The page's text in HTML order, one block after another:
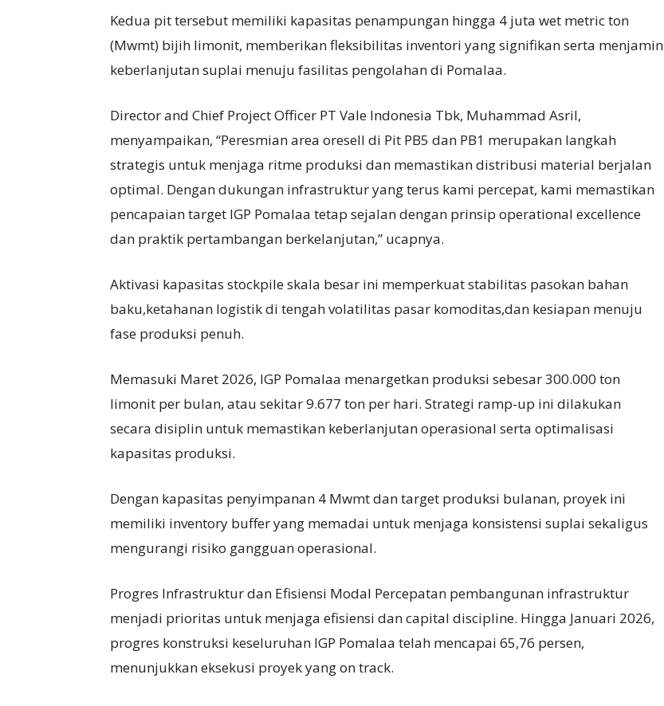
Kedua pit tersebut memiliki kapasitas penampungan hingga 4 juta wet metric ton
(Mwmt) bijih limonit, memberikan fleksibilitas inventori yang signifikan serta menjamin
keberlanjutan suplai menuju fasilitas pengolahan di Pomalaa.
Director and Chief Project Officer PT Vale Indonesia Tbk, Muhammad Asril,
menyampaikan, “Peresmian area oresell di Pit PB5 dan PB1 merupakan langkah
strategis untuk menjaga ritme produksi dan memastikan distribusi material berjalan
optimal. Dengan dukungan infrastruktur yang terus kami percepat, kami memastikan
pencapaian target IGP Pomalaa tetap sejalan dengan prinsip operational excellence
dan praktik pertambangan berkelanjutan,” ucapnya.
Aktivasi kapasitas stockpile skala besar ini memperkuat stabilitas pasokan bahan
baku,ketahanan logistik di tengah volatilitas pasar komoditas,dan kesiapan menuju
fase produksi penuh.
Memasuki Maret 2026, IGP Pomalaa menargetkan produksi sebesar 300.000 ton
limonit per bulan, atau sekitar 9.677 ton per hari. Strategi ramp-up ini dilakukan
secara disiplin untuk memastikan keberlanjutan operasional serta optimalisasi
kapasitas produksi.
Dengan kapasitas penyimpanan 4 Mwmt dan target produksi bulanan, proyek ini
memiliki inventory buffer yang memadai untuk menjaga konsistensi suplai sekaligus
mengurangi risiko gangguan operasional.
Progres Infrastruktur dan Efisiensi Modal Percepatan pembangunan infrastruktur
menjadi prioritas untuk menjaga efisiensi dan capital discipline. Hingga Januari 2026,
progres konstruksi keseluruhan IGP Pomalaa telah mencapai 65,76 persen,
menunjukkan eksekusi proyek yang on track.